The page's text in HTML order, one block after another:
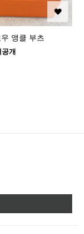
앵클 부츠
개